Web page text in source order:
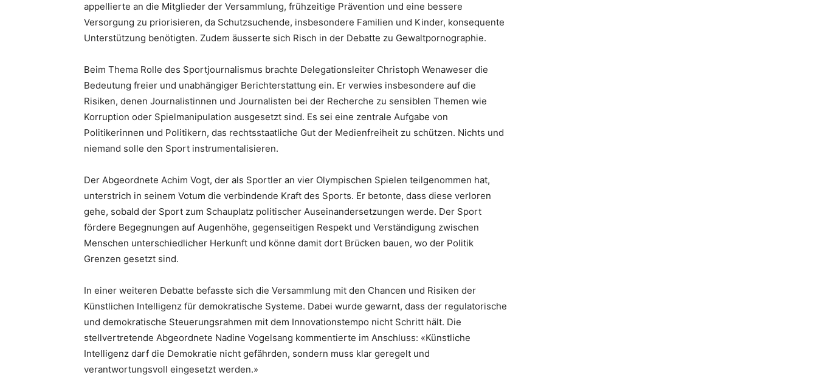
appellierte an die Mitglieder der Versammlung, frühzeitige Prävention und eine bessere
Versorgung zu priorisieren, da Schutzsuchende, insbesondere Familien und Kinder, konsequente
Unterstützung benötigten. Zudem äusserte sich Risch in der Debatte zu Gewaltpornographie.
Beim Thema Rolle des Sportjournalismus brachte Delegationsleiter Christoph Wenaweser die
Bedeutung freier und unabhängiger Berichterstattung ein. Er verwies insbesondere auf die
Risiken, denen Journalistinnen und Journalisten bei der Recherche zu sensiblen Themen wie
Korruption oder Spielmanipulation ausgesetzt sind. Es sei eine zentrale Aufgabe von
Politikerinnen und Politikern, das rechtsstaatliche Gut der Medienfreiheit zu schützen. Nichts und
niemand solle den Sport instrumentalisieren.
Der Abgeordnete Achim Vogt, der als Sportler an vier Olympischen Spielen teilgenommen hat,
unterstrich in seinem Votum die verbindende Kraft des Sports. Er betonte, dass diese verloren
gehe, sobald der Sport zum Schauplatz politischer Auseinandersetzungen werde. Der Sport
fördere Begegnungen auf Augenhöhe, gegenseitigen Respekt und Verständigung zwischen
Menschen unterschiedlicher Herkunft und könne damit dort Brücken bauen, wo der Politik
Grenzen gesetzt sind.
In einer weiteren Debatte befasste sich die Versammlung mit den Chancen und Risiken der
Künstlichen Intelligenz für demokratische Systeme. Dabei wurde gewarnt, dass der regulatorische
und demokratische Steuerungsrahmen mit dem Innovationstempo nicht Schritt hält. Die
stellvertretende Abgeordnete Nadine Vogelsang kommentierte im Anschluss: «Künstliche
Intelligenz darf die Demokratie nicht gefährden, sondern muss klar geregelt und
verantwortungsvoll eingesetzt werden.»